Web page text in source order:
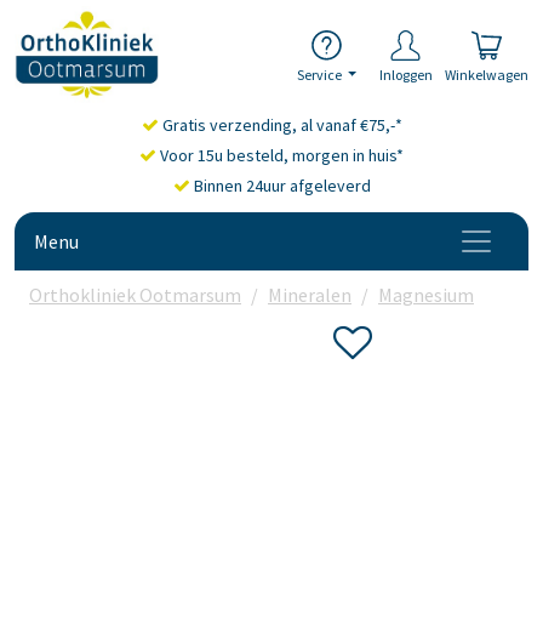
Service Inloggen Winkelwagen
Gratis verzending, al vanaf €75,-*
Voor 15u besteld, morgen in huis*
Binnen 24uur afgeleverd
Menu
Orthokliniek Ootmarsum Mineralen Magnesium